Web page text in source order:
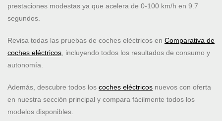
prestaciones modestas ya que acelera de 0-100 km/h en 9.7
segundos.
Revisa todas las pruebas de coches eléctricos en Comparativa de
coches eléctricos, incluyendo todos los resultados de consumo y
autonomía.
Además, descubre todos los coches eléctricos nuevos con oferta
en nuestra sección principal y compara fácilmente todos los
modelos disponibles.